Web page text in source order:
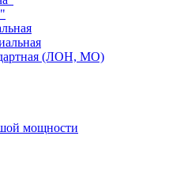
(ЛОН, МО)
мощности